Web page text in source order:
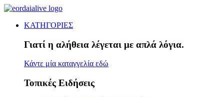
ΚΑΤΗΓΟΡΙΕΣ
Γιατί η αλήθεια λέγεται με απλά λόγια.
Κάντε μία καταγγελία εδώ
Τοπικές Ειδήσεις